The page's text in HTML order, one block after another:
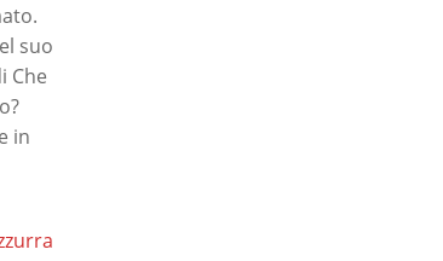
suo
Che
in